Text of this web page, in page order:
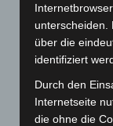
September 2023
August 2023
Juli 2023(118)
Juni 2023(142)
Mai 2023(139)
unterscheiden.
über die
identifiziert
Durch den
Internetseite
die ohne die